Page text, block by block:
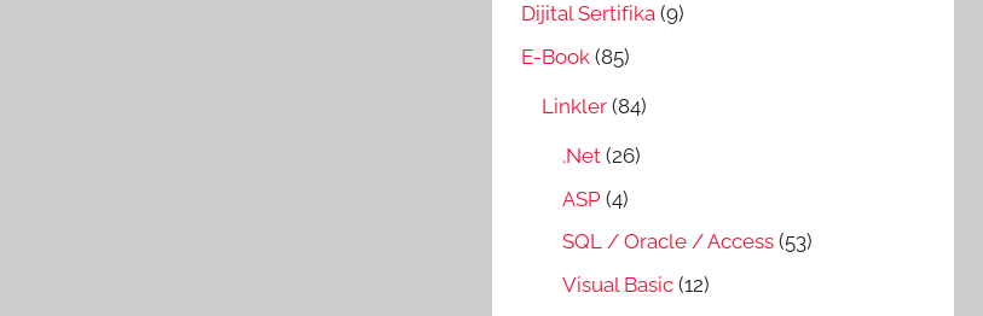
Dijital Sertifika (9)
E-Book (85)
Linkler (84)
.Net (26)
ASP (4)
SQL / Oracle / Access (53)
Visual Basic (12)